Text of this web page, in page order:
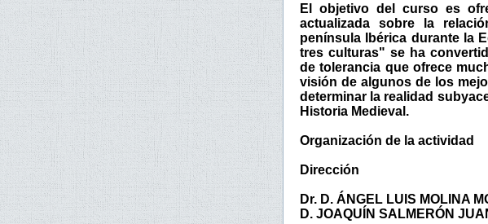
El objetivo del curso es
actualizada sobre la
península Ibérica durante la
tres culturas" se ha
de tolerancia que ofrece
visión de algunos de los
determinar la realidad
Historia Medieval.
Organización de la actividad
Dirección
Dr. D. ÁNGEL LUIS MOLINA
D. JOAQUÍN SALMERÓN